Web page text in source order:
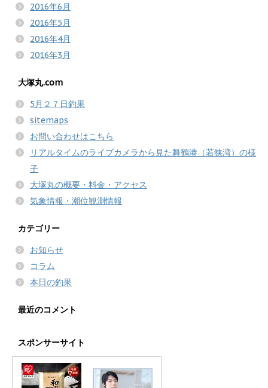
2016年6月
2016年5月
2016年4月
2016年3月
大塚丸.com
5月２７日釣果
sitemaps
お問い合わせはこちら
リアルタイムのライブカメラから見た舞鶴港（若狭湾）の様
子
大塚丸の概要・料金・アクセス
気象情報・潮位観測情報
カテゴリー
お知らせ
コラム
本日の釣果
最近のコメント
スポンサーサイト